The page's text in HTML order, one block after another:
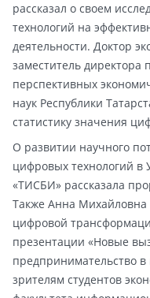
рассказал о своем
технологий на
деятельности. Доктор
заместитель директора
перспективных
наук Республики
статистику значения
О развитии научного
цифровых технологий в
«ТИСБИ» рассказала
Также Анна Михайловна
цифровой
презентации «Новые
предпринимательство
зрителям студентов